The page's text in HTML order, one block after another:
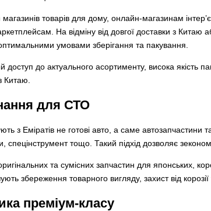
товарів для дому, онлайн-магазинам
На відміну від довгої доставки з Китаю
умовами зберігання та пакування.
до актуального асортименту, висока якість
Китаю.
для СТО
з Еміратів не готові авто, а саме автозапчастини
спецінструмент тощо. Такий підхід дозволяє
та сумісних запчастин для японських,
збереження товарного вигляду, захист від
преміум-класу